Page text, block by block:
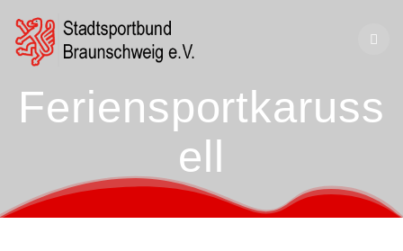
Feriensportkaruss
ell